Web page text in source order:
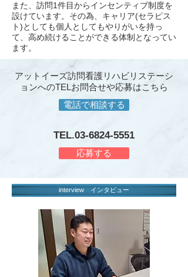
また、訪問1件目からインセンティブ制度を
設けています。その為、キャリア(セラピス
ト)としても個人としてもやりがいを持っ
て、高め続けることができる体制となってい
ます。
アットイーズ訪問看護リハビリステーシ
ョンへのTELお問合せや応募はこちら
電話で相談する
TEL.03-6824-5551
応募する
interview インタビュー